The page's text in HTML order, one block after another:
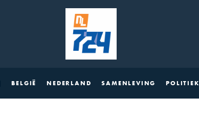
BELGIË NEDERLAND SAMENLEVING POLITIEK